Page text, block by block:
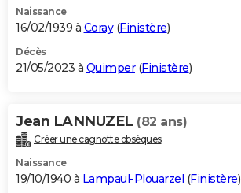
Naissance
16/02/1939 à Coray(Finistère)
Décès
21/05/2023 à Quimper(Finistère)
Jean LANNUZEL (82 ans)
Créer une cagnotte obsèques
Naissance
19/10/1940 à Lampaul-Plouarzel (Finistère)